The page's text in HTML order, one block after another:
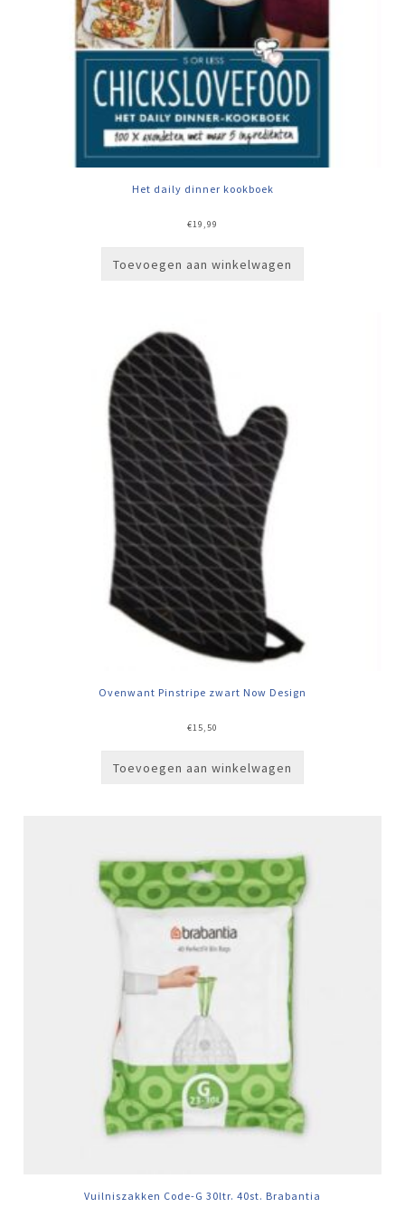
Het daily dinner kookboek
€19,99
Toevoegen aan winkelwagen
Ovenwant Pinstripe zwart Now Design
€15,50
Toevoegen aan winkelwagen
Vuilniszakken Code-G 30ltr. 40st. Brabantia